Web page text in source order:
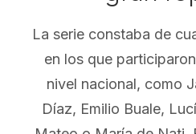
La serie constaba de
en los que
nivel nacional, como
Díaz, Emilio Buale,